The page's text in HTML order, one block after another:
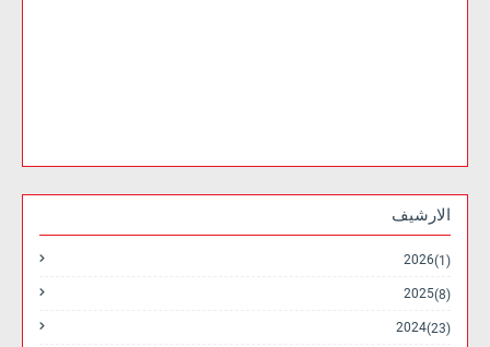
الارشيف
2026 (1)
2025 (8)
2024 (23)